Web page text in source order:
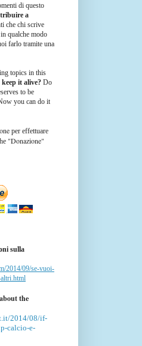
di questo
a
che chi scrive
qualche modo
farlo tramite una
topics in this
it alive? Do
to be
you can do it
per effettuare
"Donazione"
sulla
2014/09/se-vuoi-
the
2014/08/if-
calcio-e-